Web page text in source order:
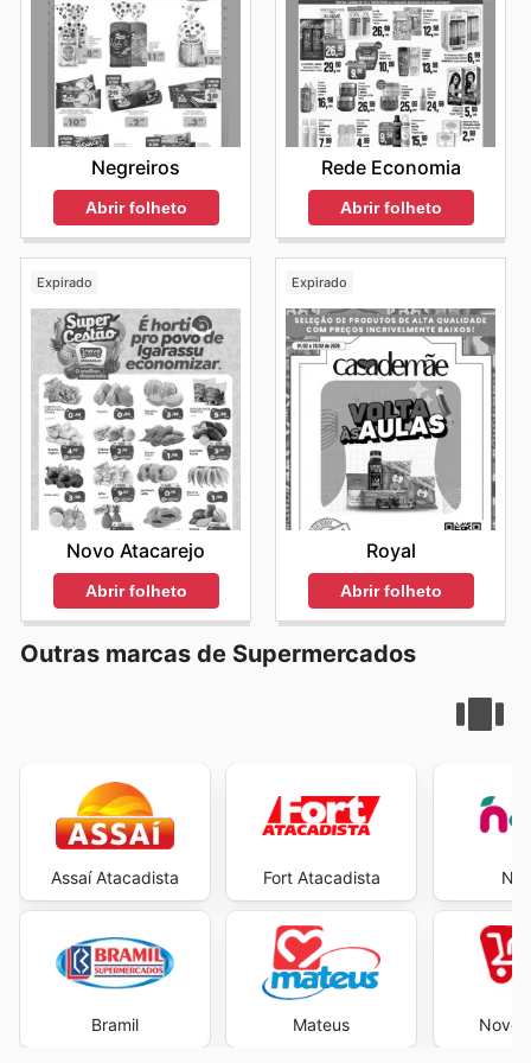
pensado em proporcionar o máximo benefício. Ao
acompanhar de perto os
Angeloni weekly ads, os
clientes garantem que nenhuma promoção relevante
passe despercebida, otimizando assim o seu
orçamento. A conveniência de acessar tudo isso online,
a qualquer hora e de qualquer lugar, reforça o
compromisso do Angeloni em facilitar a vida de seus
consumidores. Explorar as diversas categorias e
descobrir os Angeloni deals
exclusivos torna a
experiência de compra não apenas econômica, mas
também prazerosa e eficiente. A dedicação em oferecer
cada oferta disponibilizada.
Visite Angeloni's website today to explore the best deals
and start saving now.
Negreiros
Abrir folheto
Rede Economia
Abrir folheto
Expirado
Novo Atacarejo
Abrir folheto
Expirado
Royal
Abrir folheto
Outras marcas de Supermercados
Assaí Atacadista
Bramil
Fort Atacadista
Mateus Novo